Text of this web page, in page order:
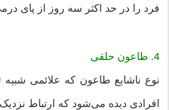
فرد را در حد اکثر سه روز از پای
4. طاعون حلقی
نوع ناشایع طاعون که علائمی شبیه
افرادی دیده می‌شود که ارتباط نزدیک